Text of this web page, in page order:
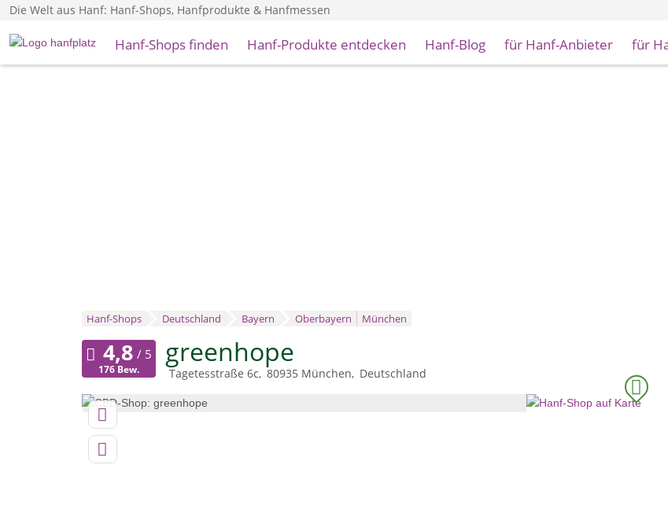
Die Welt aus Hanf: Hanf-Shops, Hanfprodukte & Hanfmessen
Hanf-Shops finden Hanf-Produkte entdecken Hanf-Blog für Hanf-Anbieter für
Hanf-Shops Deutschland Bayern Oberbayern München
greenhope
Tagetesstraße 6c 80935 München Deutschland
176 Bew.